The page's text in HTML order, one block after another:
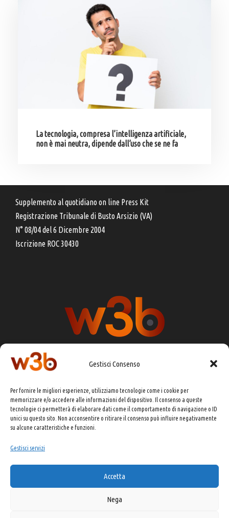
Gestisci Consenso
Per fornire le migliori esperienze, utilizziamo tecnologie come i cookie per
memorizzare e/o accedere alle informazioni del dispositivo. Il consenso a queste
tecnologie ci permetterà di elaborare dati come il comportamento di navigazione o ID
unici su questo sito. Non acconsentire o ritirare il consenso può influire negativamente
su alcune caratteristiche e funzioni.
Gestisci servizi
Accetta
Nega
La tecnologia, compresa l’intelligenza artificiale,
non è mai neutra, dipende dall’uso che se ne fa
Supplemento al quotidiano on line Press Kit
Registrazione Tribunale di Busto Arsizio (VA)
N° 08/04 del 6 Dicembre 2004
Iscrizione ROC 30430
DIRETTORE RESPONSABILE:
CHIARA PORTA
REDAZIONE & GRAFICA:EOIPSO.IT
EDITORE:EOIPSO.IT
CONTATTI:redazione@presskit.it
COPYRIGHT 2025 EO IPSO SRL
PRIVACY POLICY&COOKIE POLICY